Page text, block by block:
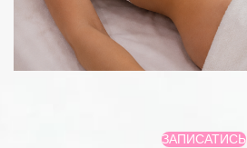
ЗАПИСАТИСЬ